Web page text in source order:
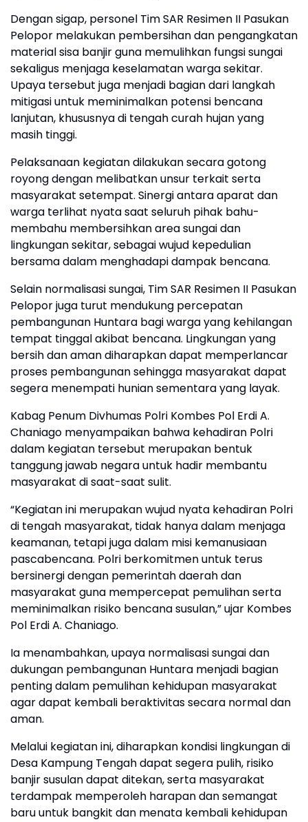
Dengan sigap, personel Tim SAR Resimen II Pasukan
Pelopor melakukan pembersihan dan pengangkatan
material sisa banjir guna memulihkan fungsi sungai
sekaligus menjaga keselamatan warga sekitar.
Upaya tersebut juga menjadi bagian dari langkah
mitigasi untuk meminimalkan potensi bencana
lanjutan, khususnya di tengah curah hujan yang
masih tinggi.
Pelaksanaan kegiatan dilakukan secara gotong
royong dengan melibatkan unsur terkait serta
masyarakat setempat. Sinergi antara aparat dan
warga terlihat nyata saat seluruh pihak bahu-
membahu membersihkan area sungai dan
lingkungan sekitar, sebagai wujud kepedulian
bersama dalam menghadapi dampak bencana.
Selain normalisasi sungai, Tim SAR Resimen II Pasukan
Pelopor juga turut mendukung percepatan
pembangunan Huntara bagi warga yang kehilangan
tempat tinggal akibat bencana. Lingkungan yang
bersih dan aman diharapkan dapat memperlancar
proses pembangunan sehingga masyarakat dapat
segera menempati hunian sementara yang layak.
Kabag Penum Divhumas Polri Kombes Pol Erdi A.
Chaniago menyampaikan bahwa kehadiran Polri
dalam kegiatan tersebut merupakan bentuk
tanggung jawab negara untuk hadir membantu
masyarakat di saat-saat sulit.
“Kegiatan ini merupakan wujud nyata kehadiran Polri
di tengah masyarakat, tidak hanya dalam menjaga
keamanan, tetapi juga dalam misi kemanusiaan
pascabencana. Polri berkomitmen untuk terus
bersinergi dengan pemerintah daerah dan
masyarakat guna mempercepat pemulihan serta
meminimalkan risiko bencana susulan,” ujar Kombes
Pol Erdi A. Chaniago.
Ia menambahkan, upaya normalisasi sungai dan
dukungan pembangunan Huntara menjadi bagian
penting dalam pemulihan kehidupan masyarakat
agar dapat kembali beraktivitas secara normal dan
aman.
Melalui kegiatan ini, diharapkan kondisi lingkungan di
Desa Kampung Tengah dapat segera pulih, risiko
banjir susulan dapat ditekan, serta masyarakat
terdampak memperoleh harapan dan semangat
baru untuk bangkit dan menata kembali kehidupan